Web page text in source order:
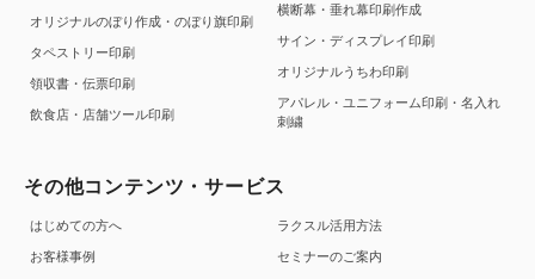
オリジナルのぼり作成・のぼり旗印刷
タペストリー印刷
領収書・伝票印刷
飲食店・店舗ツール印刷
横断幕・垂れ幕印刷作成
サイン・ディスプレイ印刷
オリジナルうちわ印刷
アパレル・ユニフォーム印刷・名入れ
刺繍
その他コンテンツ・サービス
はじめての方へ
お客様事例
ラクスル活用方法
セミナーのご案内